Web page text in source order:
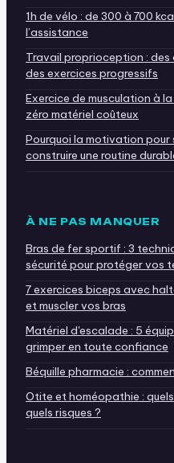
1h de vélo : de 300 à 700
l’assistance
Travail proprioception :
des exercices progressifs
Exercice de musculation à
zéro matériel coûteux
Pourquoi la motivation
construire une routine
À NE PAS MANQUER
Bras de fer sportif : 3
sécurité pour protéger vos
7 exercices biceps avec
et muscler vos bras
Matériel d'escalade : 5
grimper en toute confiance
Béquille pharmacie :
Otite et homéopathie :
quels risques ?